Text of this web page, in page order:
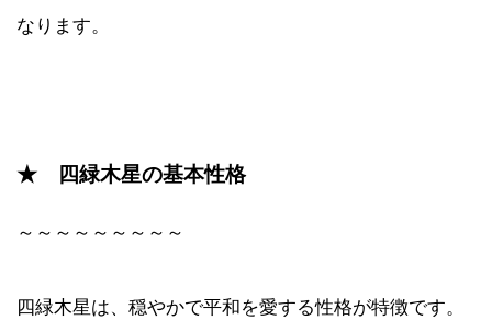
なります。
★ 四緑木星の基本性格
～～～～～～～～～
四緑木星は、穏やかで平和を愛する性格が特徴です。